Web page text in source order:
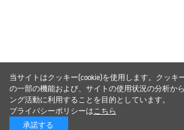
当サイトはクッキー(cookie)を使用します。クッキ
の一部の機能および、サイトの使用状況の分析か
ング活動に利用することを目的としています。
プライバシーポリシーはこちら
承諾する